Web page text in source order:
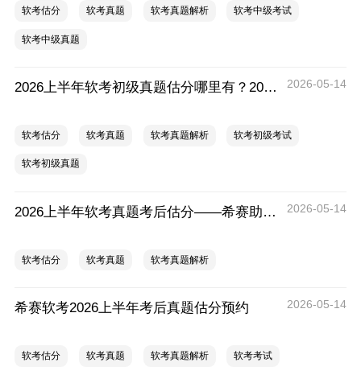
软考估分 软考真题 软考真题解析 软考中级考试
软考中级真题
​2026上半年软考初级真题估分哪里有？2026上半年软考初级真题估分 2026-05-14
软考估分 软考真题 软考真题解析 软考初级考试
软考初级真题
​2026上半年软考真题考后估分——希赛助你精准预测，决胜软考！ 2026-05-14
软考估分 软考真题 软考真题解析
希赛软考​2026上半年考后真题估分预约 2026-05-14
软考估分 软考真题 软考真题解析 软考考试